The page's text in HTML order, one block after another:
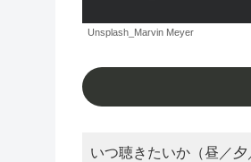
Unsplash_Marvin Meyer
いつ聴きたいか（昼／夕